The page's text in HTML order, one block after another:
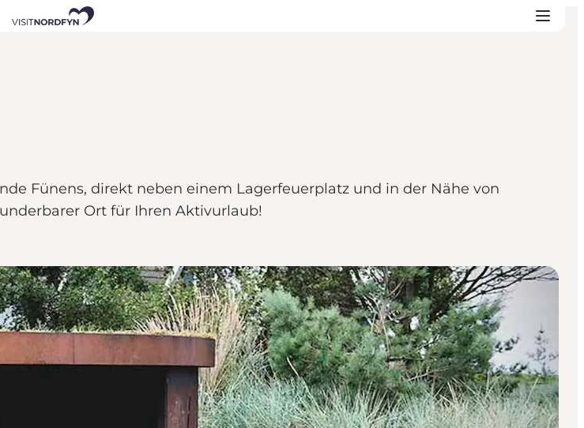
Fünens, direkt neben einem Lagerfeuerplatz und in der Nähe von
Ort für Ihren Aktivurlaub!